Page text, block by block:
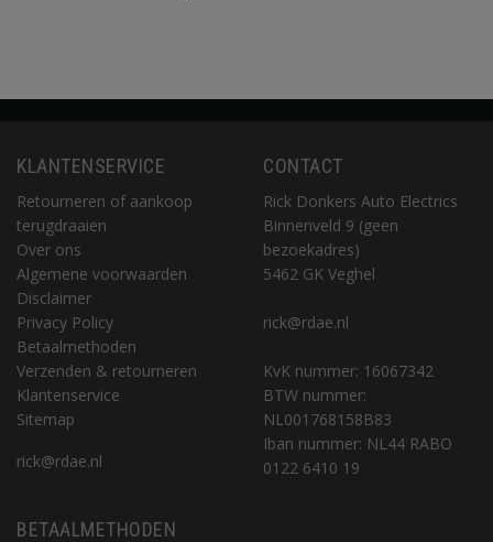
KLANTENSERVICE
Retourneren of aankoop
terugdraaien
Over ons
Algemene voorwaarden
Disclaimer
Privacy Policy
Betaalmethoden
Verzenden & retourneren
Klantenservice
Sitemap
rick@rdae.nl
CONTACT
Rick Donkers Auto Electrics
Binnenveld 9 (geen
bezoekadres)
5462 GK Veghel
rick@rdae.nl
KvK nummer: 16067342
BTW nummer:
NL001768158B83
Iban nummer: NL44 RABO
0122 6410 19
BETAALMETHODEN